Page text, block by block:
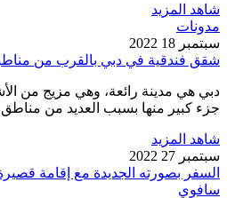
شاهد المزيد
مدونات
سبتمبر 18 2022
شقق فندقية في دبي بالقرب من
دبي هي مدينة رائعة، وهي مزيج من
جزء كبير منها بسبب العديد من
شاهد المزيد
سبتمبر 27 2022
السفر بصورته الجديدة مع إقامة
سافوي